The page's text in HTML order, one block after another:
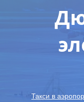
Такси в